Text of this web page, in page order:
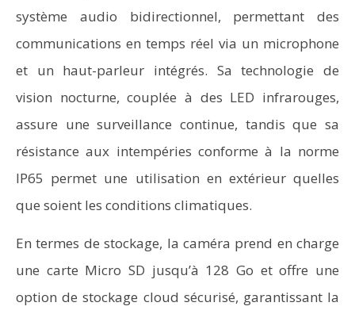
système audio bidirectionnel, permettant des
communications en temps réel via un microphone
et un haut-parleur intégrés. Sa technologie de
vision nocturne, couplée à des LED infrarouges,
assure une surveillance continue, tandis que sa
résistance aux intempéries conforme à la norme
IP65 permet une utilisation en extérieur quelles
que soient les conditions climatiques.
En termes de stockage, la caméra prend en charge
une carte Micro SD jusqu’à 128 Go et offre une
option de stockage cloud sécurisé, garantissant la